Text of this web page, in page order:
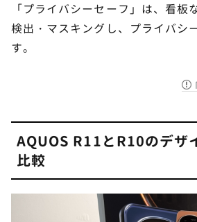
「プライバシーセーフ」は、看板
検出・マスキングし、プライバシ
す。
AQUOS R11とR10のデザ
比較